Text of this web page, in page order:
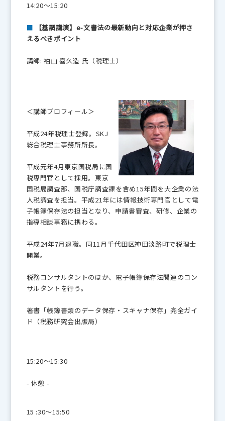
14:20～15:20
■
【基調講演】e-文書法の最新動向と対応企業が押さ
えるべきポイント
講師: 袖山 喜久造 氏（税理士）
＜講師プロフィール＞
平成24年税理士登録。SKJ
総合税理士事務所所長。
平成元年4月東京国税局に国
税専門官として採用。東京
国税局調査部、国税庁調査課を含め15年間を大企業の法
人税調査を担当。平成21年には情報技術専門官として電
子帳簿保存法の担当となり、申請書審査、研修、企業の
指導相談事務に携わる。
平成24年7月退職。同11月千代田区神田淡路町で税理士
開業。
税務コンサルタントのほか、電子帳簿保存法関連のコン
サルタントを行う。
著書「帳簿書類のデータ保存・スキャナ保存」完全ガイ
ド（税務研究会出版局）
15:20～15:30
- 休憩 -
15 :30～15:50